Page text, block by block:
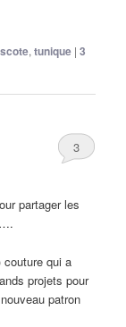
,tunique |3
3
partager les
qui a
projets pour
patron